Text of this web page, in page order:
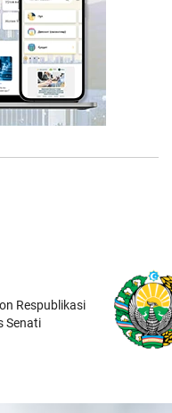
Respublikasi
Senati